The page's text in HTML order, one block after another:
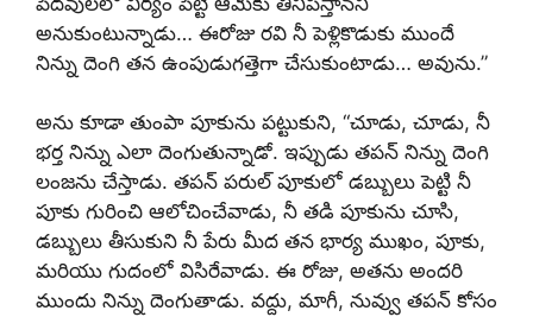
అనుకుంటున్నాడు… ఈరోజు రవి నీ పెళ్లికొడుకు ముందే
నిన్ను దెంగి తన ఉంపుడుగత్తెగా చేసుకుంటాడు… అవును.”
అను కూడా తుంపా పూకును పట్టుకుని, “చూడు, చూడు, నీ
భర్త నిన్ను ఎలా దెంగుతున్నాడో. ఇప్పుడు తపన్ నిన్ను దెంగి
లంజను చేస్తాడు. తపన్ పరుల్ పూకులో డబ్బులు పెట్టి నీ
పూకు గురించి ఆలోచించేవాడు, నీ తడి పూకును చూసి,
డబ్బులు తీసుకుని నీ పేరు మీద తన భార్య ముఖం, పూకు,
మరియు గుదంలో విసిరేవాడు. ఈ రోజు, అతను అందరి
ముందు నిన్ను దెంగుతాడు. వద్దు, మాగీ, నువ్వు తపన్ కోసం